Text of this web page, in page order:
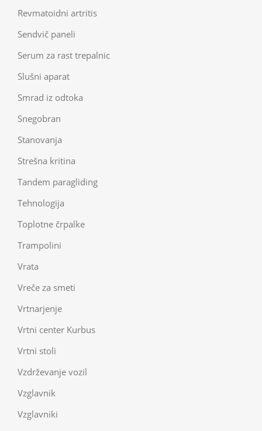
Revmatoidni artritis
Sendvič paneli
Serum za rast trepalnic
Slušni aparat
Smrad iz odtoka
Snegobran
Stanovanja
Strešna kritina
Tandem paragliding
Tehnologija
Toplotne črpalke
Trampolini
Vrata
Vreče za smeti
Vrtnarjenje
Vrtni center Kurbus
Vrtni stoli
Vzdrževanje vozil
Vzglavnik
Vzglavniki